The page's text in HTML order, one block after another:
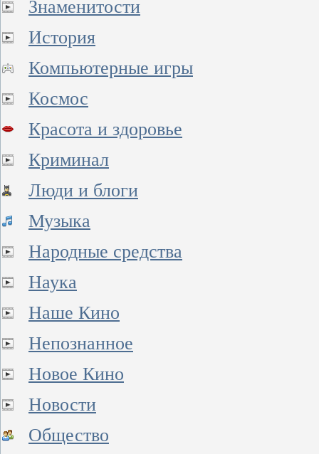
Знаменитости
История
Компьютерные игры
Космос
Красота и здоровье
Криминал
Люди и блоги
Музыка
Народные средства
Наука
Наше Кино
Непознанное
Новое Кино
Новости
Общество